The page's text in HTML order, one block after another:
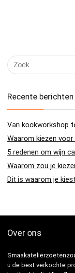
Recente berichten
Van kookworkshop
Waarom kiezen
5 redenen om wijn
Waarom zou je
Dit is waarom je
Over ons
u de best verkochte